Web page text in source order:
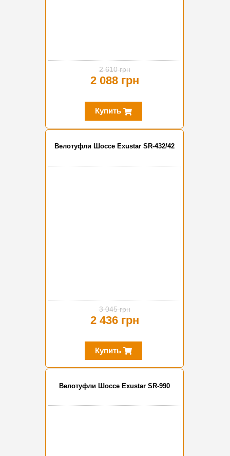
2 610 грн
2 088 грн
Купить
Велотуфли Шоссе Exustar SR-432/42
3 045 грн
2 436 грн
Купить
Велотуфли Шоссе Exustar SR-990